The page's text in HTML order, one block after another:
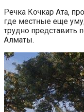
Речка Кочкар Ата,
где местные еще
трудно представить
Алматы.